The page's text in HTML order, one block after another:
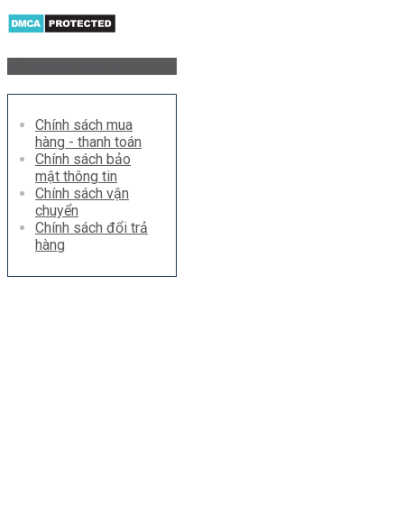
Chính sách mua
hàng - thanh toán
Chính sách bảo
mật thông tin
Chính sách vận
chuyển
Chính sách đổi trả
hàng